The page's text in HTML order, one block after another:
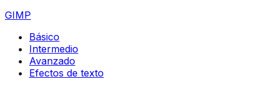
GIMP
Básico
Intermedio
Avanzado
Efectos de texto